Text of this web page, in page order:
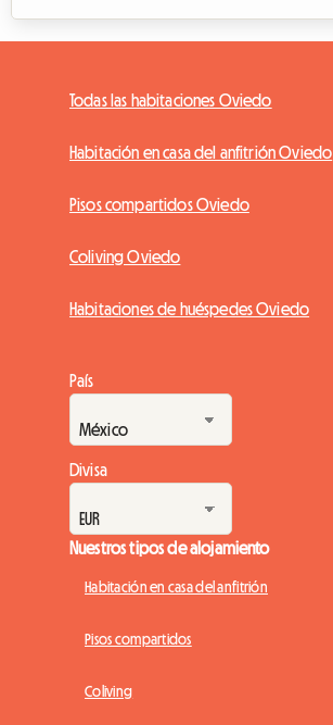
Todas las habitaciones Oviedo
Habitación en casa del anfitrión Oviedo
Pisos compartidos Oviedo
Coliving Oviedo
Habitaciones de huéspedes Oviedo
País
Divisa
Nuestros tipos de alojamiento
Habitación en casa del anfitrión
Pisos compartidos
Coliving